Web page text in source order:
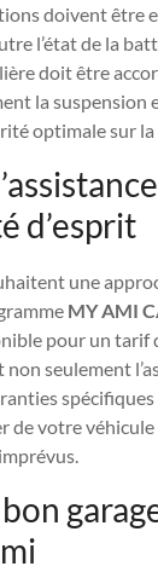
doivent être
l’état de la
doit être
la suspension
optimale sur
d’esprit
une
MY AMI
pour un tarif
seulement
de votre